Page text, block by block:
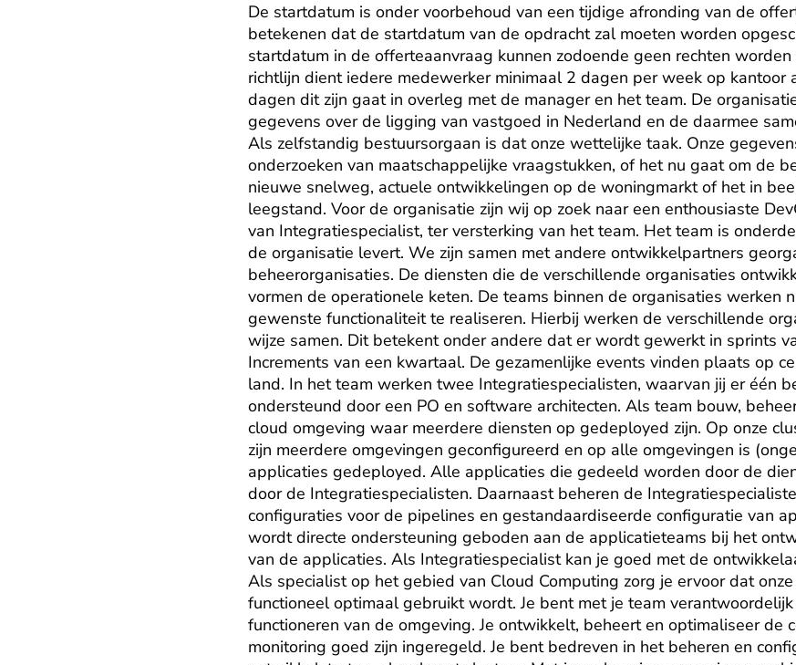
De startdatum is onder voorbehoud van een tijdige afronding van de
betekenen dat de startdatum van de opdracht zal moeten worden
startdatum in de offerteaanvraag kunnen zodoende geen rechten
richtlijn dient iedere medewerker minimaal 2 dagen per week op kantoor
dagen dit zijn gaat in overleg met de manager en het team. De
gegevens over de ligging van vastgoed in Nederland en de daarmee
Als zelfstandig bestuursorgaan is dat onze wettelijke taak. Onze
onderzoeken van maatschappelijke vraagstukken, of het nu gaat om de
nieuwe snelweg, actuele ontwikkelingen op de woningmarkt of het in
leegstand. Voor de organisatie zijn wij op zoek naar een enthousiaste
van Integratiespecialist, ter versterking van het team. Het team is
de organisatie levert. We zijn samen met andere ontwikkelpartners
beheerorganisaties. De diensten die de verschillende organisaties
vormen de operationele keten. De teams binnen de organisaties werken
gewenste functionaliteit te realiseren. Hierbij werken de verschillende
wijze samen. Dit betekent onder andere dat er wordt gewerkt in sprints
Increments van een kwartaal. De gezamenlijke events vinden plaats op
land. In het team werken twee Integratiespecialisten, waarvan jij er één
ondersteund door een PO en software architecten. Als team bouw,
cloud omgeving waar meerdere diensten op gedeployed zijn. Op onze
zijn meerdere omgevingen geconfigureerd en op alle omgevingen is
applicaties gedeployed. Alle applicaties die gedeeld worden door de
door de Integratiespecialisten. Daarnaast beheren de
configuraties voor de pipelines en gestandaardiseerde configuratie van
wordt directe ondersteuning geboden aan de applicatieteams bij het
van de applicaties. Als Integratiespecialist kan je goed met de
Als specialist op het gebied van Cloud Computing zorg je ervoor dat
functioneel optimaal gebruikt wordt. Je bent met je team
functioneren van de omgeving. Je ontwikkelt, beheert en optimaliseer de
monitoring goed zijn ingeregeld. Je bent bedreven in het beheren en